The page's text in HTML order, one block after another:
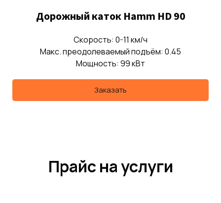
Дорожный каток Hamm HD 90
Скорость: 0-11 км/ч
Макс. преодолеваемый подъём: 0.45
Мощность: 99 кВт
Заказать
Прайс на услуги